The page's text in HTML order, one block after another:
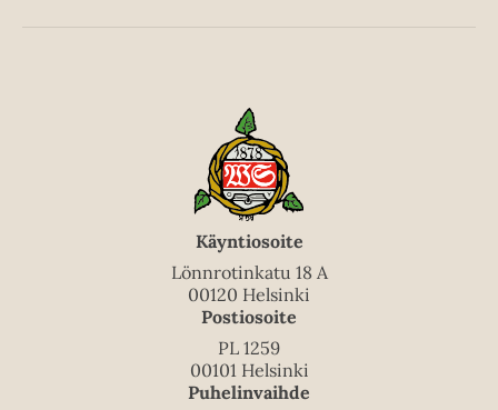
Käyntiosoite
Lönnrotinkatu 18 A
00120 Helsinki
Postiosoite
PL 1259
00101 Helsinki
Puhelinvaihde